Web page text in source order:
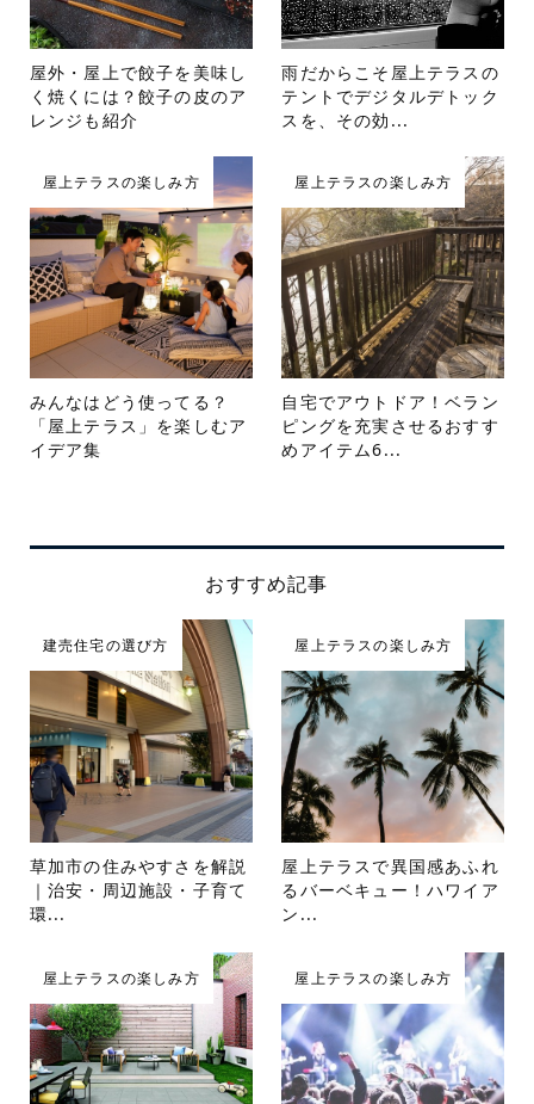
屋外・屋上で餃子を美味し
く焼くには？餃子の皮のア
レンジも紹介
雨だからこそ屋上テラスの
テントでデジタルデトック
スを、その効...
屋上テラスの楽しみ方
みんなはどう使ってる？
「屋上テラス」を楽しむア
イデア集
屋上テラスの楽しみ方
自宅でアウトドア！ベラン
ピングを充実させるおすす
めアイテム6...
おすすめ記事
建売住宅の選び方
草加市の住みやすさを解説
｜治安・周辺施設・子育て
環...
屋上テラスの楽しみ方
屋上テラスで異国感あふれ
るバーベキュー！ハワイア
ン...
屋上テラスの楽しみ方 屋上テラスの楽しみ方